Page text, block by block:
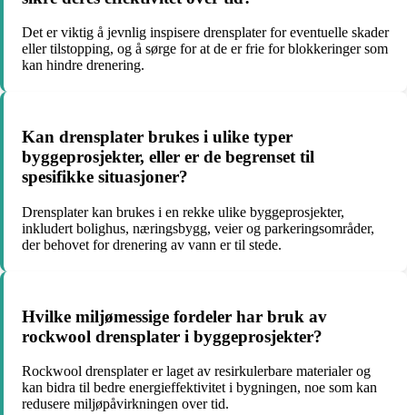
Det er viktig å jevnlig inspisere drensplater for eventuelle skader
eller tilstopping, og å sørge for at de er frie for blokkeringer som
kan hindre drenering.
Kan drensplater brukes i ulike typer
byggeprosjekter, eller er de begrenset til
spesifikke situasjoner?
Drensplater kan brukes i en rekke ulike byggeprosjekter,
inkludert bolighus, næringsbygg, veier og parkeringsområder,
der behovet for drenering av vann er til stede.
Hvilke miljømessige fordeler har bruk av
rockwool drensplater i byggeprosjekter?
Rockwool drensplater er laget av resirkulerbare materialer og
kan bidra til bedre energieffektivitet i bygningen, noe som kan
redusere miljøpåvirkningen over tid.